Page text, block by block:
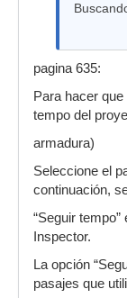
pagina 635:
Para hacer
tempo del
armadura)
Seleccione el
continuación,
“Seguir tempo”
Inspector.
La opción
pasajes que